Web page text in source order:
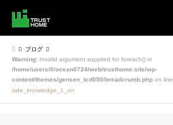
ブログ
Warning: Invalid argument supplied for foreach() in
/home/users/0/ocean0724/web/trusthome.site/wp-
content/themes/gensen_tcd050/breadcrumb.php on line
side_knowledge_1_on